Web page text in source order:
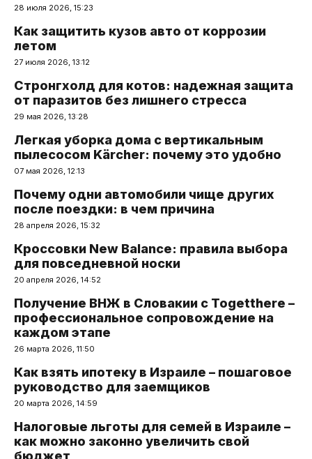
28 июля 2026, 15:23
Как защитить кузов авто от коррозии
летом
27 июля 2026, 13:12
Стронгхолд для котов: надежная защита
от паразитов без лишнего стресса
29 мая 2026, 13:28
Легкая уборка дома с вертикальным
пылесосом Kärcher: почему это удобно
07 мая 2026, 12:13
Почему одни автомобили чище других
после поездки: в чем причина
28 апреля 2026, 15:32
Кроссовки New Balance: правила выбора
для повседневной носки
20 апреля 2026, 14:52
Получение ВНЖ в Словакии с Togetthere –
профессиональное сопровождение на
каждом этапе
26 марта 2026, 11:50
Как взять ипотеку в Израиле – пошаговое
руководство для заемщиков
20 марта 2026, 14:59
Налоговые льготы для семей в Израиле –
как можно законно увеличить свой
бюджет